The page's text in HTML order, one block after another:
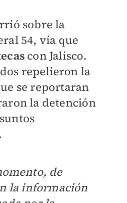
sobre la
54, vía que
con Jalisco.
repelieron la
se reportaran
la detención
de
la información